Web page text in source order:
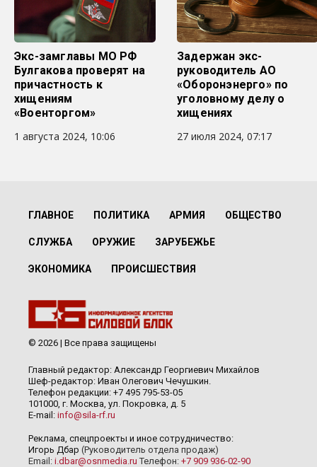
Экс-замглавы МО РФ
Булгакова проверят на
причастность к
хищениям
«Военторгом»
1 августа 2024, 10:06
Задержан экс-
руководитель АО
«Оборонэнерго» по
уголовному делу о
хищениях
27 июля 2024, 07:17
ГЛАВНОЕ ПОЛИТИКА АРМИЯ ОБЩЕСТВО
СЛУЖБА ОРУЖИЕ ЗАРУБЕЖЬЕ
ЭКОНОМИКА ПРОИСШЕСТВИЯ
© 2026 | Все права защищены
Главный редактор: Александр Георгиевич Михайлов
Шеф-редактор: Иван Олегович Чечушкин.
Телефон редакции: +7 495 795-53-05
101000, г. Москва, ул. Покровка, д. 5
E-mail: info@sila-rf.ru
Реклама, спецпроекты и иное сотрудничество:
Игорь Дбар (Руководитель отдела продаж)
Email: i.dbar@osnmedia.ru Телефон: +7 909 936-02-90